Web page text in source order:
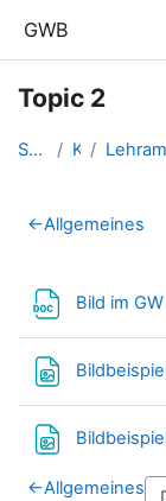
GWB
Topic 2
Startseite Kurse
←Allgemeines
Bild im
←Allgemeines